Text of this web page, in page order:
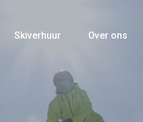
Skiverhuur Over ons